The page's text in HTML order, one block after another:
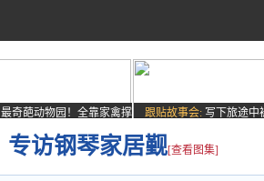
最奇葩动物园！全靠家禽撑
场子
跟贴故事会: 写下旅途中
专访钢琴家居觐[查看图集]